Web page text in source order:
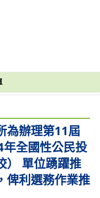
為辦理第11屆
全國性公民投
） 單位踴躍推
俾利選務作業推